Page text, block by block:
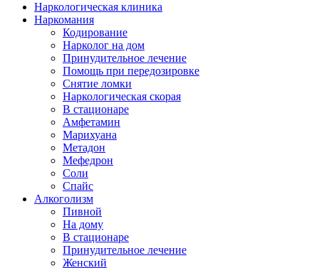
Наркологическая клиника
Наркомания
Кодирование
Нарколог на дом
Принудительное лечение
Помощь при передозировке
Снятие ломки
Наркологическая скорая
В стационаре
Амфетамин
Марихуана
Метадон
Мефедрон
Соли
Спайс
Алкоголизм
Пивной
На дому
В стационаре
Принудительное лечение
Женский